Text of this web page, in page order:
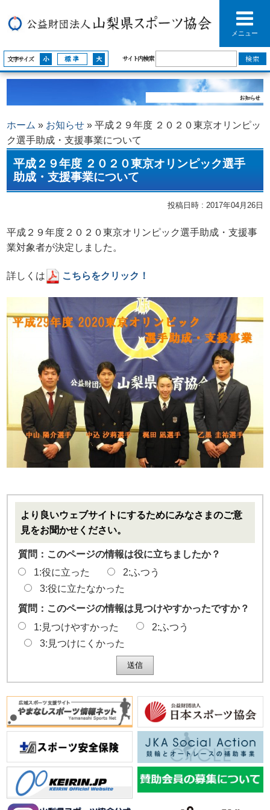
メニュー
文字サイズ サイト内検索
ホーム » お知らせ »平成２９年度 ２０２０東京オリンピッ
ク選手助成・支援事業について
平成２９年度 ２０２０東京オリンピック選手
助成・支援事業について
投稿日時 : 2017年04月26日
平成２９年度２０２０東京オリンピック選手助成・支援事
業対象者が決定しました。
詳しくは こちらをクリック！
より良いウェブサイトにするためにみなさまのご意
見をお聞かせください。
質問：このページの情報は役に立ちましたか？
1:役に立った
2:ふつう
3:役に立たなかった
質問：このページの情報は見つけやすかったですか？
1:見つけやすかった
2:ふつう
3:見つけにくかった